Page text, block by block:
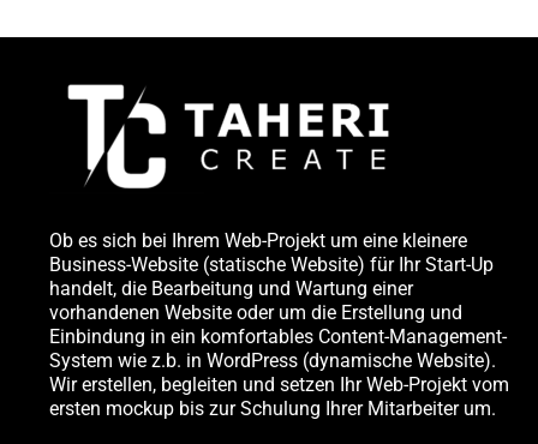
Ob es sich bei Ihrem Web-Projekt um eine kleinere
Business-Website (statische Website) für Ihr Start-Up
handelt, die Bearbeitung und Wartung einer
vorhandenen Website oder um die Erstellung und
Einbindung in ein komfortables Content-Management-
System wie z.b. in WordPress (dynamische Website).
Wir erstellen, begleiten und setzen Ihr Web-Projekt vom
ersten mockup bis zur Schulung Ihrer Mitarbeiter um.